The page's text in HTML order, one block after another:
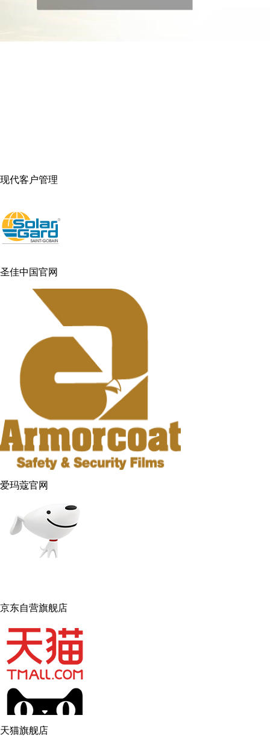
现代客户管理
圣佳中国官网
爱玛蔻官网
京东自营旗舰店
天猫旗舰店